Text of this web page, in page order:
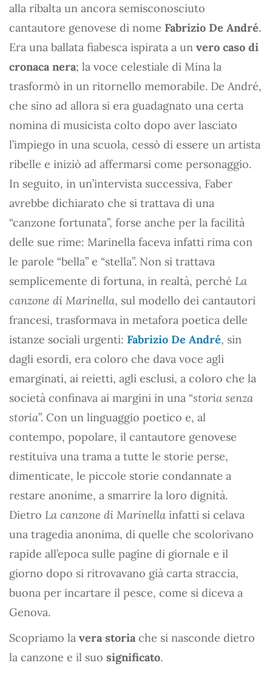
alla ribalta un ancora semisconosciuto
cantautore genovese di nome Fabrizio De André.
Era una ballata fiabesca ispirata a un vero caso di
cronaca nera; la voce celestiale di Mina la
trasformò in un ritornello memorabile. De André,
che sino ad allora si era guadagnato una certa
nomina di musicista colto dopo aver lasciato
l’impiego in una scuola, cessò di essere un artista
ribelle e iniziò ad affermarsi come personaggio.
In seguito, in un’intervista successiva, Faber
avrebbe dichiarato che si trattava di una
“canzone fortunata”, forse anche per la facilità
delle sue rime: Marinella faceva infatti rima con
le parole “bella” e “stella”. Non si trattava
semplicemente di fortuna, in realtà, perché La
canzone di Marinella, sul modello dei cantautori
francesi, trasformava in metafora poetica delle
istanze sociali urgenti: Fabrizio De André, sin
dagli esordi, era coloro che dava voce agli
emarginati, ai reietti, agli esclusi, a coloro che la
società confinava ai margini in una “storia senza
storia”. Con un linguaggio poetico e, al
contempo, popolare, il cantautore genovese
restituiva una trama a tutte le storie perse,
dimenticate, le piccole storie condannate a
restare anonime, a smarrire la loro dignità.
Dietro La canzone di Marinella infatti si celava
una tragedia anonima, di quelle che scolorivano
rapide all’epoca sulle pagine di giornale e il
giorno dopo si ritrovavano già carta straccia,
buona per incartare il pesce, come si diceva a
Genova.
Scopriamo la vera storia che si nasconde dietro
la canzone e il suo significato.